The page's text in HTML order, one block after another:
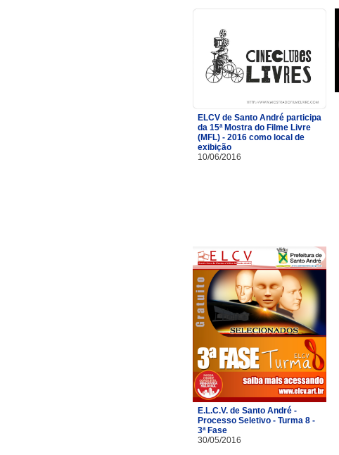
ELCV de Santo André participa
da 15ª Mostra do Filme Livre
(MFL) - 2016 como local de
exibição
10/06/2016
E.L.C.V. de Santo André -
Processo Seletivo - Turma 8 -
3ª Fase
30/05/2016